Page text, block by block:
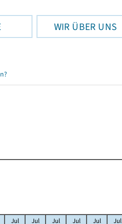
WIR ÜBER UNS
Jul
Jul
Jul
Jul
Jul
Jul